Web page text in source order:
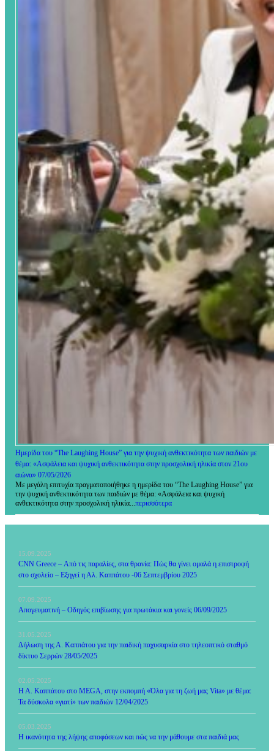
Ημερίδα του “The Laughing House” για την ψυχική ανθεκτικότητα των παιδιών με
θέμα: «Ασφάλεια και ψυχική ανθεκτικότητα στην προσχολική ηλικία στον 21ου
αιώνα» 07/05/2026
Με μεγάλη επιτυχία πραγματοποιήθηκε η ημερίδα του “The Laughing House” για
την ψυχική ανθεκτικότητα των παιδιών με θέμα: «Ασφάλεια και ψυχική
ανθεκτικότητα στην προσχολική ηλικία...περισσότερα
15.09.2025
CNN Greece – Από τις παραλίες, στα θρανία: Πώς θα γίνει ομαλά η επιστροφή
στο σχολείο – Εξηγεί η Αλ. Καππάτου -06 Σεπτεμβρίου 2025
07.09.2025
Απογευματινή – Οδηγός επιβίωσης για πρωτάκια και γονείς 06/09/2025
31.05.2025
Δήλωση της Α. Καππάτου για την παιδική παχυσαρκία στο τηλεοπτικό σταθμό
δίκτυο Σερρών 28/05/2025
02.05.2025
Η Α. Καππάτου στο MEGA, στην εκπομπή «Όλα για τη ζωή μας Vita» με θέμα:
Τα δύσκολα «γιατί» των παιδιών 12/04/2025
05.03.2025
Η ικανότητα της λήψης αποφάσεων και πώς να την μάθουμε στα παιδιά μας